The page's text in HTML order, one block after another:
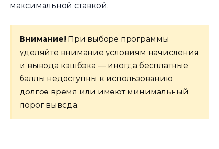
максимальной ставкой.
Внимание! При выборе программы
уделяйте внимание условиям начисления
и вывода кэшбэка — иногда бесплатные
баллы недоступны к использованию
долгое время или имеют минимальный
порог вывода.